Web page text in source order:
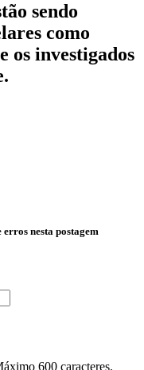
sendo
como
os investigados
erros nesta postagem
600 caracteres.